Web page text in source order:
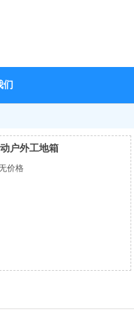
们
户外工地箱
价格